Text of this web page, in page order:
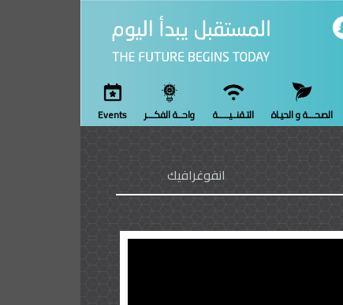
الصحـــة و الحيـاة التـقنــيـــــة واحــة الفكـــر Events
انفوغرافيك